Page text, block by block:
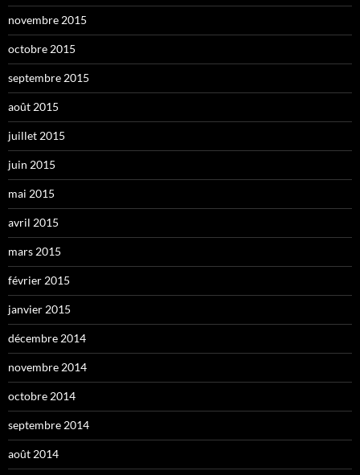
novembre 2015
octobre 2015
septembre 2015
août 2015
juillet 2015
juin 2015
mai 2015
avril 2015
mars 2015
février 2015
janvier 2015
décembre 2014
novembre 2014
octobre 2014
septembre 2014
août 2014